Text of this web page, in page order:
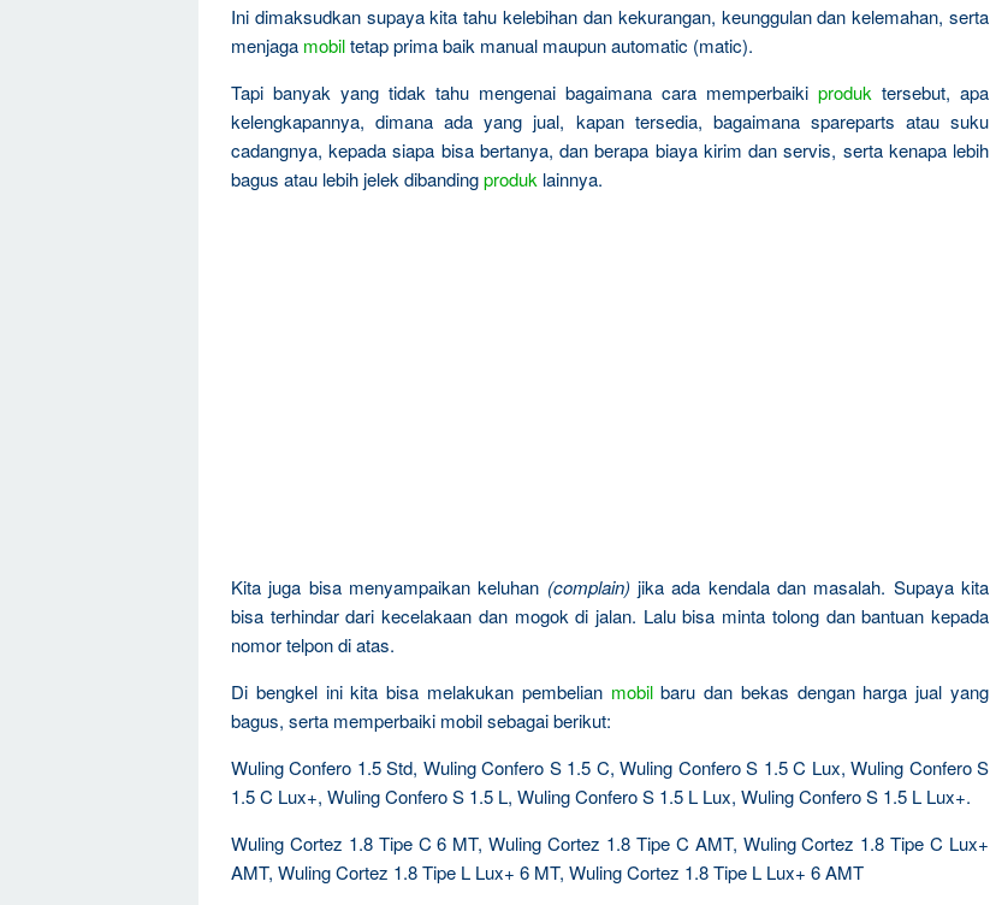
Ini dimaksudkan supaya kita tahu kelebihan dan kekurangan, keunggulan dan kelemahan, serta
menjaga mobiltetap prima baik manual maupun automatic (matic).
Tapi banyak yang tidak tahu mengenai bagaimana cara memperbaiki produk tersebut, apa
kelengkapannya, dimana ada yang jual, kapan tersedia, bagaimana spareparts atau suku
cadangnya, kepada siapa bisa bertanya, dan berapa biaya kirim dan servis, serta kenapa lebih
bagus atau lebih jelek dibandingproduk lainnya.
Kita juga bisa menyampaikan keluhan (complain) jika ada kendala dan masalah. Supaya kita
bisa terhindar dari kecelakaan dan mogok di jalan. Lalu bisa minta tolong dan bantuan kepada
nomor telpon di atas.
Di bengkel ini kita bisa melakukan pembelian mobilbaru dan bekas dengan harga jual yang
bagus, serta memperbaiki mobil sebagai berikut:
Wuling Confero 1.5 Std, Wuling Confero S 1.5 C, Wuling Confero S 1.5 C Lux, Wuling Confero S
1.5 C Lux+, Wuling Confero S 1.5 L, Wuling Confero S 1.5 L Lux, Wuling Confero S 1.5 L Lux+.
Wuling Cortez 1.8 Tipe C 6 MT, Wuling Cortez 1.8 Tipe C AMT, Wuling Cortez 1.8 Tipe C Lux+
AMT, Wuling Cortez 1.8 Tipe L Lux+ 6 MT, Wuling Cortez 1.8 Tipe L Lux+ 6 AMT